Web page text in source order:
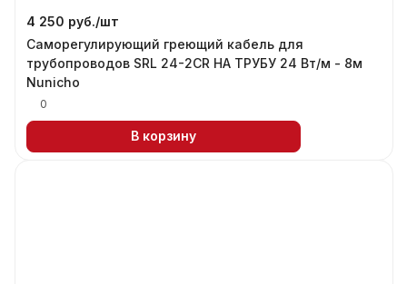
4 250 руб./шт
Саморегулирующий греющий кабель для
трубопроводов SRL 24-2CR НА ТРУБУ 24 Вт/м - 8м
Nunicho
0
В корзину